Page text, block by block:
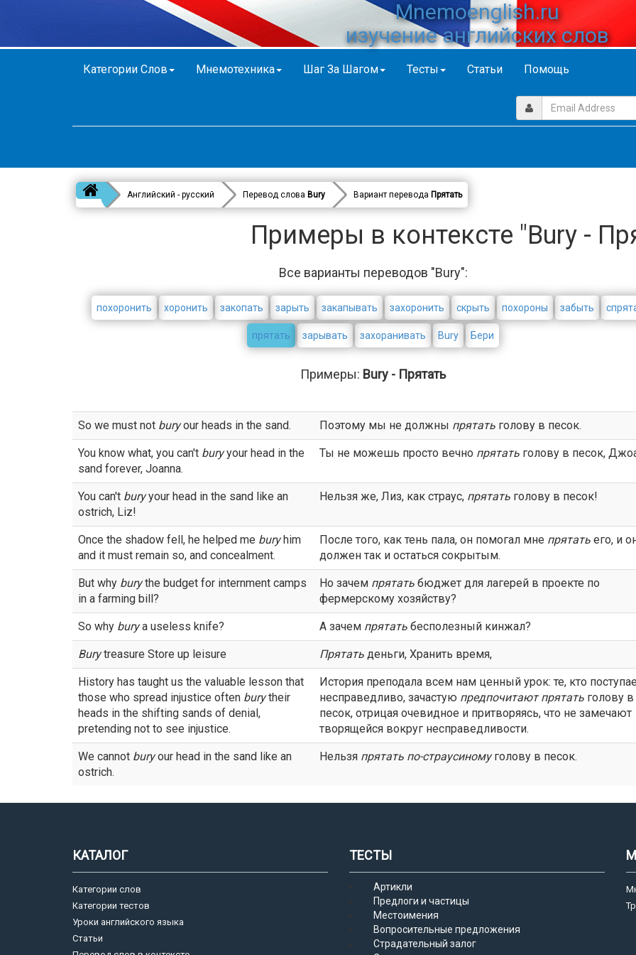
Mnemoenglish.ru
изучение английских слов
Категории Слов Мнемотехника Шаг За Шагом Тесты Статьи Помощь
Английский - русский Перевод слова Bury Вариант перевода Прятать
Примеры в контексте "Bury -
Все варианты переводов "Bury":
похоронить хоронить закопать зарыть закапывать захоронить скрыть похороны забыть
прятать зарывать захоранивать Bury Бери
Примеры: Bury - Прятать
So we must not buryour heads in the sand. Поэтому мы не должны прятать голову в песок.
You know what, you can't buryyour head in the
sand forever, Joanna.
Ты не можешь просто вечно прятать голову в песок,
You can't buryyour head in the sand like an
ostrich, Liz!
Нельзя же, Лиз, как страус, прятать голову в песок!
Once the shadow fell, he helped me buryhim
and it must remain so, and concealment.
После того, как тень пала, он помогал мне прятать его, и
должен так и остаться сокрытым.
But why burythe budget for internment camps
in a farming bill?
Но зачем прятать бюджет для лагерей в проекте по
фермерскому хозяйству?
So why burya useless knife? А зачем прятать бесполезный кинжал?
Burytreasure Store up leisure Прятать деньги, Хранить время,
History has taught us the valuable lesson that
those who spread injustice often burytheir
heads in the shifting sands of denial,
pretending not to see injustice.
История преподала всем нам ценный урок: те, кто
несправедливо, зачастую предпочитаютпрятать голову в
песок, отрицая очевидное и притворяясь, что не замечают
творящейся вокруг несправедливости.
We cannot buryour head in the sand like an
ostrich.
Нельзя прятать по-страусиномуголову в песок.
КАТАЛОГ
Категории слов
Категории тестов
Уроки английского языка
Статьи
ТЕСТЫ
Артикли
Предлоги и частицы
Местоимения
Вопросительные предложения
Страдательный залог